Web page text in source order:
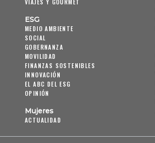
VIAJES Y GOURMET
ESG
MEDIO AMBIENTE
SOCIAL
GOBERNANZA
MOVILIDAD
FINANZAS SOSTENIBLES
INNOVACIÓN
EL ABC DEL ESG
OPINIÓN
Mujeres
ACTUALIDAD